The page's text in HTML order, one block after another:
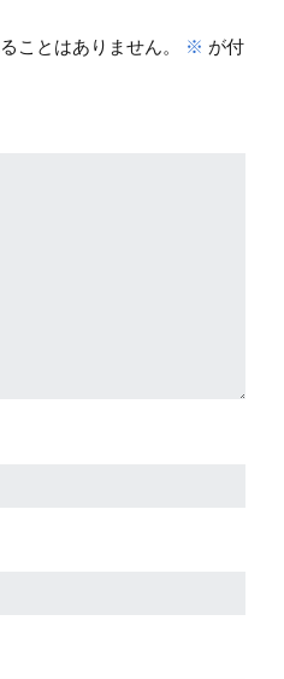
ことはありません。 ※ が付